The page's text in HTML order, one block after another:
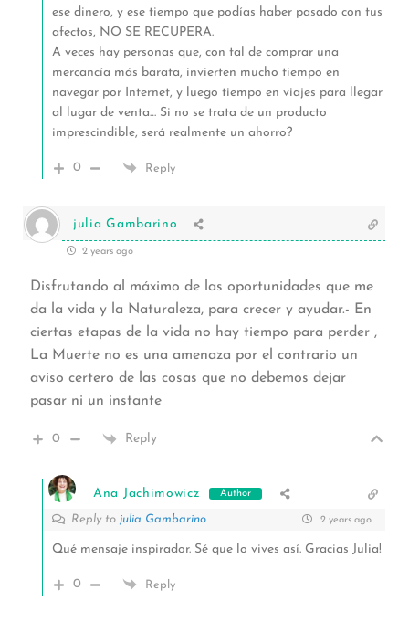
ese dinero, y ese tiempo que podías haber pasado con tus
afectos, NO SE RECUPERA.
A veces hay personas que, con tal de comprar una
mercancía más barata, invierten mucho tiempo en
navegar por Internet, y luego tiempo en viajes para llegar
al lugar de venta… Si no se trata de un producto
imprescindible, será realmente un ahorro?
0 Reply
julia Gambarino
2 years ago
Disfrutando al máximo de las oportunidades que me
da la vida y la Naturaleza, para crecer y ayudar.- En
ciertas etapas de la vida no hay tiempo para perder ,
La Muerte no es una amenaza por el contrario un
aviso certero de las cosas que no debemos dejar
pasar ni un instante
0 Reply
Ana Jachimowicz Author
Reply to julia Gambarino 2 years ago
Qué mensaje inspirador. Sé que lo vives así. Gracias Julia!
0 Reply